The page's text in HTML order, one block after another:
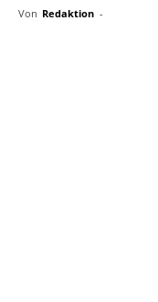
Von Redaktion -